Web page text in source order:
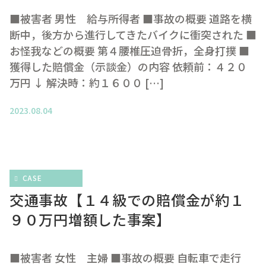
■被害者 男性 給与所得者 ■事故の概要 道路を横
断中，後方から進行してきたバイクに衝突された ■
お怪我などの概要 第４腰椎圧迫骨折，全身打撲 ■
獲得した賠償金（示談金）の内容 依頼前：４２０
万円 ↓ 解決時：約１６００ […]
2023.08.04
CASE
交通事故【１４級での賠償金が約１
９０万円増額した事案】
■被害者 女性 主婦 ■事故の概要 自転車で走行